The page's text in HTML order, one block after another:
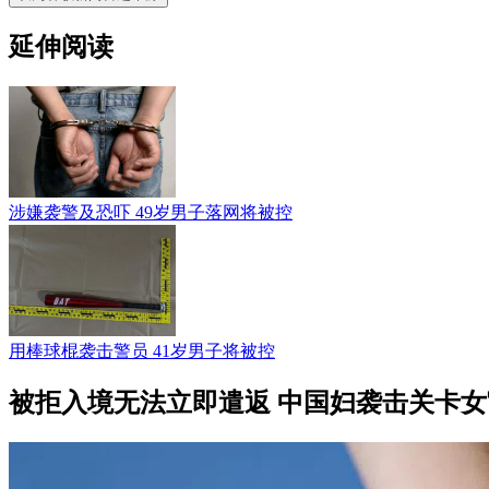
延伸阅读
涉嫌袭警及恐吓 49岁男子落网将被控
用棒球棍袭击警员 41岁男子将被控
被拒入境无法立即遣返 中国妇袭击关卡